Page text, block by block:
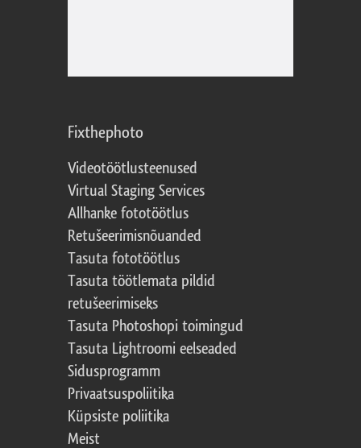
Fixthephoto
Videotöötlusteenused
Virtual Staging Services
Allhanke fototöötlus
Retušeerimisnõuanded
Tasuta fototöötlus
Tasuta töötlemata pildid
retušeerimiseks
Tasuta Photoshopi toimingud
Tasuta Lightroomi eelseaded
Sidusprogramm
Privaatsuspoliitika
Küpsiste poliitika
Meist